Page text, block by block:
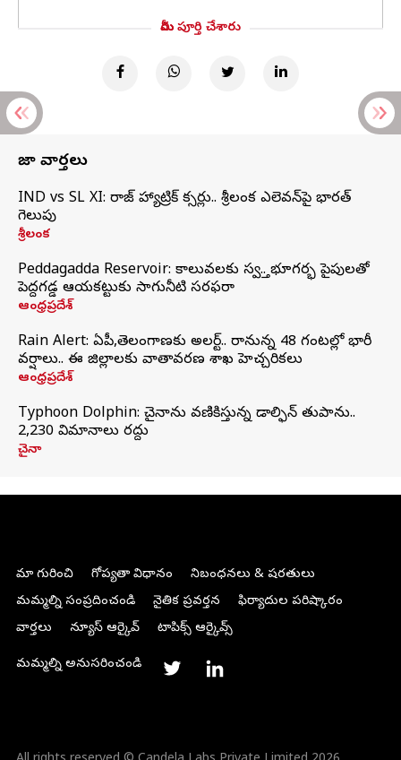
మీరు పూర్తి చేశారు
తాజా వార్తలు
IND vs SL XI: సిరాజ్‌ హ్యాట్రిక్‌ సిక్సర్లు.. శ్రీలంక ఎలెవన్‌పై భారత్‌
గెలుపు
శ్రీలంక
Peddagadda Reservoir: కాలువలకు స్వస్తి.. భూగర్భ పైపులతో
పెద్దగడ్డ ఆయకట్టుకు సాగునీటి సరఫరా
ఆంధ్రప్రదేశ్
Rain Alert: ఏపీ,తెలంగాణకు అలర్ట్.. రానున్న 48 గంటల్లో భారీ
వర్షాలు.. ఈ జిల్లాలకు వాతావరణ శాఖ హెచ్చరికలు
ఆంధ్రప్రదేశ్
Typhoon Dolphin: చైనాను వణికిస్తున్న డాల్ఫిన్‌ తుపాను..
2,230 విమానాలు రద్దు
చైనా
మా గురించి గోప్యతా విధానం
నిబంధనలు & షరతులు
మమ్మల్ని సంప్రదించండి
నైతిక ప్రవర్తన
ఫిర్యాదుల పరిష్కారం
వార్తలు
న్యూస్ ఆర్కైవ్ టాపిక్స్ ఆర్కైవ్స్
మమ్మల్ని అనుసరించండి